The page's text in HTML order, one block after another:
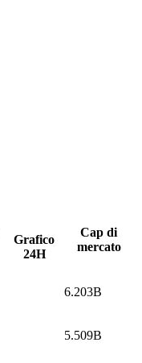
Grafico
24H
Cap di
mercato
6.203B
5.509B